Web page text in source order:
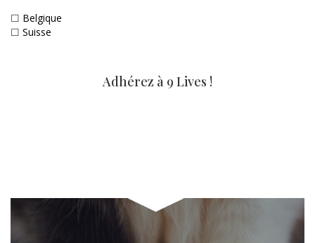
☐ Belgique
☐ Suisse
Adhérez à 9 Lives !